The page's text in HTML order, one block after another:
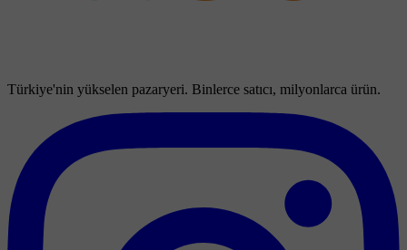
Türkiye'nin yükselen pazaryeri. Binlerce satıcı, milyonlarca ürün.